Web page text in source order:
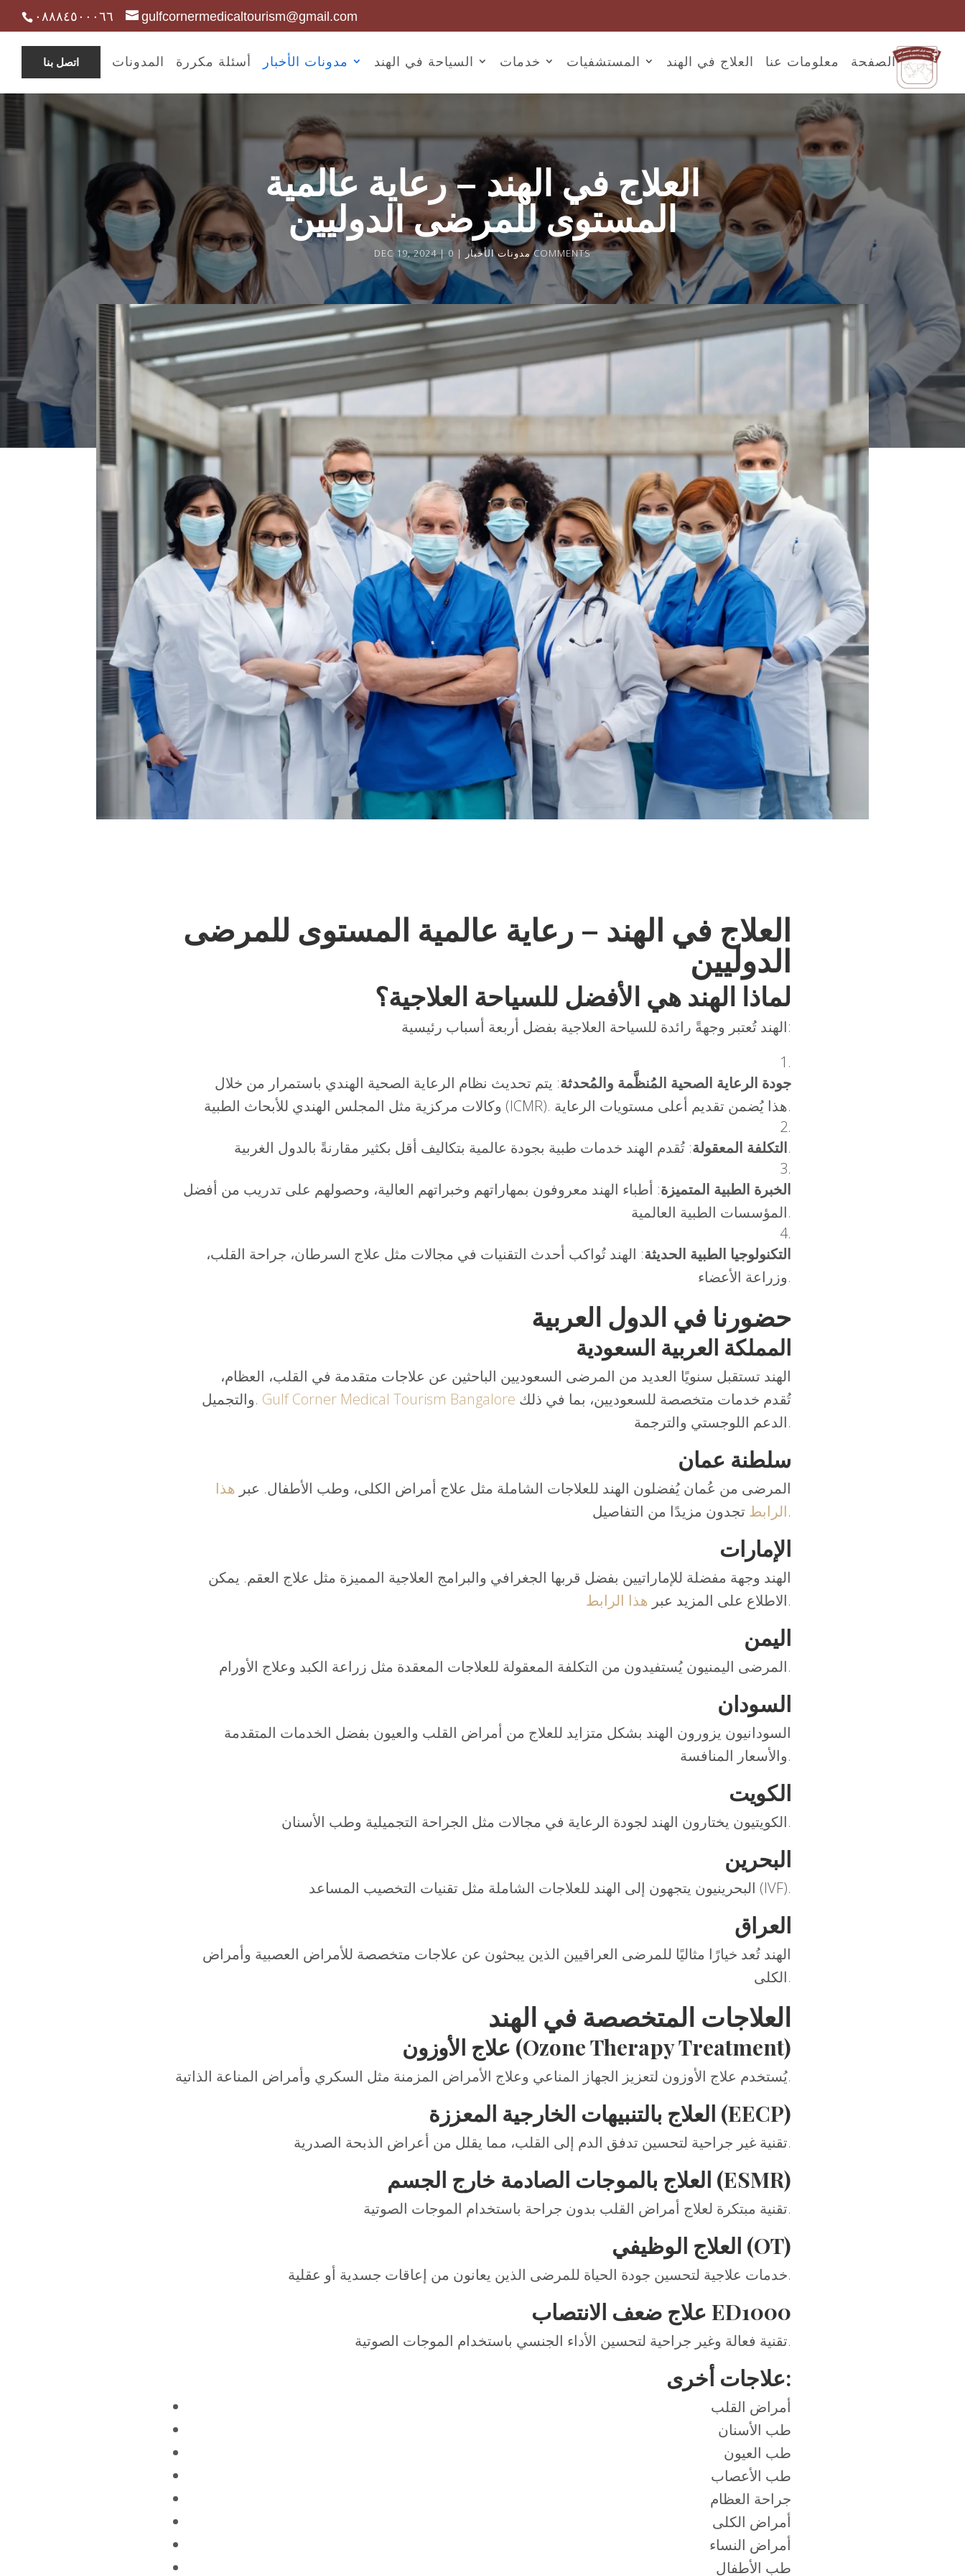
٠٨٨٨٤٥٠٠٠٦٦ gulfcornermedicaltourism@gmail.com
الصفحة معلومات عنا العلاج في الهند المستشفيات خدمات السياحة في الهند مدونات الأخبار أسئلة مكررة المدونات اتصل بنا
العلاج في الهند – رعاية عالمية
المستوى للمرضى الدوليين
DEC 19, 2024 مدونات الأخبار0 COMMENTS
العلاج في الهند – رعاية عالمية المستوى للمرضى
الدوليين
لماذا الهند هي الأفضل للسياحة العلاجية؟
الهند تُعتبر وجهةً رائدة للسياحة العلاجية بفضل أربعة أسباب رئيسية:
جودة الرعاية الصحية المُنظَّمة والمُحدثة: يتم تحديث نظام الرعاية الصحية الهندي باستمرار من خلال
وكالات مركزية مثل المجلس الهندي للأبحاث الطبية (ICMR). هذا يُضمن تقديم أعلى مستويات الرعاية.
التكلفة المعقولة: تُقدم الهند خدمات طبية بجودة عالمية بتكاليف أقل بكثير مقارنةً بالدول الغربية.
الخبرة الطبية المتميزة: أطباء الهند معروفون بمهاراتهم وخبراتهم العالية، وحصولهم على تدريب من أفضل
المؤسسات الطبية العالمية.
التكنولوجيا الطبية الحديثة: الهند تُواكب أحدث التقنيات في مجالات مثل علاج السرطان، جراحة القلب،
وزراعة الأعضاء.
حضورنا في الدول العربية
المملكة العربية السعودية
الهند تستقبل سنويًا العديد من المرضى السعوديين الباحثين عن علاجات متقدمة في القلب، العظام،
والتجميل. Gulf Corner Medical Tourism Bangalore
الدعم اللوجستي والترجمة.
سلطنة عمان
المرضى من عُمان يُفضلون الهند للعلاجات الشاملة مثل علاج أمراض الكلى، وطب الأطفال. عبر هذا
الرابطتجدون مزيدًا من التفاصيل.
الإمارات
الهند وجهة مفضلة للإماراتيين بفضل قربها الجغرافي والبرامج العلاجية المميزة مثل علاج العقم. يمكن
الاطلاع على المزيد عبر هذا الرابط .
اليمن
المرضى اليمنيون يُستفيدون من التكلفة المعقولة للعلاجات المعقدة مثل زراعة الكبد وعلاج الأورام.
السودان
السودانيون يزورون الهند بشكل متزايد للعلاج من أمراض القلب والعيون بفضل الخدمات المتقدمة
والأسعار المنافسة.
الكويت
الكويتيون يختارون الهند لجودة الرعاية في مجالات مثل الجراحة التجميلية وطب الأسنان.
البحرين
البحرينيون يتجهون إلى الهند للعلاجات الشاملة مثل تقنيات التخصيب المساعد (IVF).
العراق
الهند تُعد خيارًا مثاليًا للمرضى العراقيين الذين يبحثون عن علاجات متخصصة للأمراض العصبية وأمراض
الكلى.
العلاجات المتخصصة في الهند
علاج الأوزون (Ozone Therapy Treatment)
يُستخدم علاج الأوزون لتعزيز الجهاز المناعي وعلاج الأمراض المزمنة مثل السكري وأمراض المناعة الذاتية.
العلاج بالتنبيهات الخارجية المعززة (EECP)
تقنية غير جراحية لتحسين تدفق الدم إلى القلب، مما يقلل من أعراض الذبحة الصدرية.
العلاج بالموجات الصادمة خارج الجسم (ESMR)
تقنية مبتكرة لعلاج أمراض القلب بدون جراحة باستخدام الموجات الصوتية.
العلاج الوظيفي (OT)
خدمات علاجية لتحسين جودة الحياة للمرضى الذين يعانون من إعاقات جسدية أو عقلية.
علاج ضعف الانتصاب ED1000
تقنية فعالة وغير جراحية لتحسين الأداء الجنسي باستخدام الموجات الصوتية.
علاجات أخرى:
أمراض القلب
طب الأسنان
طب العيون
طب الأعصاب
جراحة العظام
أمراض الكلى
أمراض النساء
طب الأطفال